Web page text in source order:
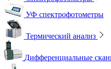
УФ спектрофотометры
Термический анализ
Дифференциальные